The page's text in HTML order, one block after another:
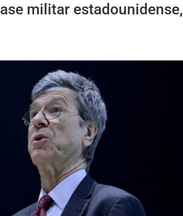
militar estadounidense,